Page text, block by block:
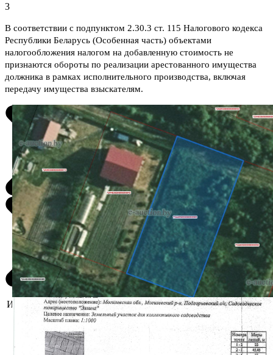
3
В соответствии с подпунктом 2.30.3 ст. 115 Налогового кодекса
Республики Беларусь (Особенная часть) объектами
налогообложения налогом на добавленную стоимость не
признаются обороты по реализации арестованного имущества
должника в рамках исполнительного производства, включая
передачу имущества взыскателям.
Информация о предмете торгов
Сведения о земельном участке:
Целевое назначение земельного
участка: Земельный участок для